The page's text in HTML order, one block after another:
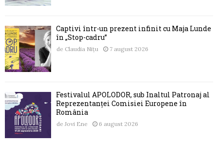
Captivi într-un prezent infinit cu Maja Lunde
în „Stop-cadru”
de Claudia Nițu 7 august 2026
Festivalul APOLODOR, sub Înaltul Patronaj al
Reprezentanței Comisiei Europene în
România
de Jovi Ene 6 august 2026